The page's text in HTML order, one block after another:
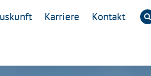
Karriere Kontakt